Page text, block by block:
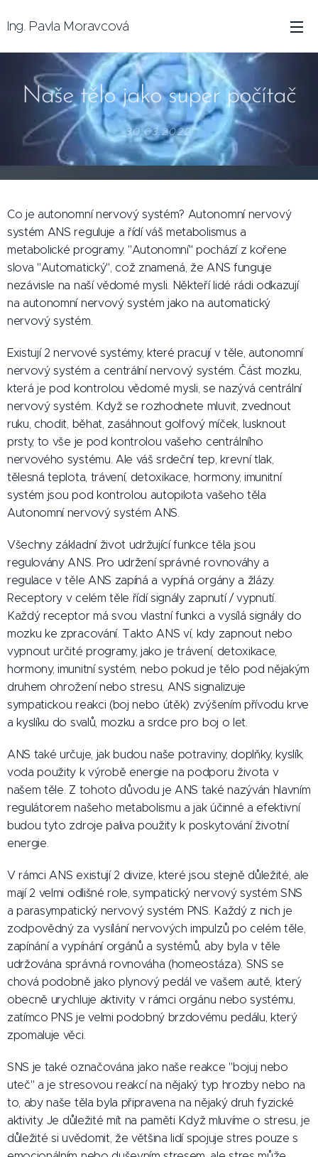
Ing. Pavla Moravcová
Naše tělo jako super počítač
30.03.2022
Co je autonomní nervový systém? Autonomní nervový
systém ANS reguluje a řídí váš metabolismus a
metabolické programy. "Autonomní" pochází z kořene
slova "Automatický", což znamená, že ANS funguje
nezávisle na naší vědomé mysli. Někteří lidé rádi odkazují
na autonomní nervový systém jako na automatický
nervový systém.
Existují 2 nervové systémy, které pracují v těle, autonomní
nervový systém a centrální nervový systém. Část mozku,
která je pod kontrolou vědomé mysli, se nazývá centrální
nervový systém. Když se rozhodnete mluvit, zvednout
ruku, chodit, běhat, zasáhnout golfový míček, lusknout
prsty, to vše je pod kontrolou vašeho centrálního
nervového systému. Ale váš srdeční tep, krevní tlak,
tělesná teplota, trávení, detoxikace, hormony, imunitní
systém jsou pod kontrolou autopilota vašeho těla
Autonomní nervový systém ANS.
Všechny základní život udržující funkce těla jsou
regulovány ANS. Pro udržení správné rovnováhy a
regulace v těle ANS zapíná a vypíná orgány a žlázy.
Receptory v celém těle řídí signály zapnutí / vypnutí.
Každý receptor má svou vlastní funkci a vysílá signály do
mozku ke zpracování. Takto ANS ví, kdy zapnout nebo
vypnout určité programy, jako je trávení, detoxikace,
hormony, imunitní systém, nebo pokud je tělo pod nějakým
druhem ohrožení nebo stresu, ANS signalizuje
sympatickou reakci (boj nebo útěk) zvýšením přívodu krve
a kyslíku do svalů, mozku a srdce pro boj o let.
ANS také určuje, jak budou naše potraviny, doplňky, kyslík,
voda použity k výrobě energie na podporu života v
našem těle. Z tohoto důvodu je ANS také nazýván hlavním
regulátorem našeho metabolismu a jak účinné a efektivní
budou tyto zdroje paliva použity k poskytování životní
energie.
V rámci ANS existují 2 divize, které jsou stejně důležité, ale
mají 2 velmi odlišné role, sympatický nervový systém SNS
a parasympatický nervový systém PNS. Každý z nich je
zodpovědný za vysílání nervových impulzů po celém těle,
zapínání a vypínání orgánů a systémů, aby byla v těle
udržována správná rovnováha (homeostáza). SNS se
chová podobně jako plynový pedál ve vašem autě, který
obecně urychluje aktivity v rámci orgánu nebo systému,
zatímco PNS je velmi podobný brzdovému pedálu, který
zpomaluje věci.
SNS je také označována jako naše reakce "bojuj nebo
uteč" a je stresovou reakcí na nějaký typ hrozby nebo na
to, aby naše těla byla připravena na nějaký druh fyzické
aktivity. Je důležité mít na paměti Když mluvíme o stresu, je
důležité si uvědomit, že většina lidí spojuje stres pouze s